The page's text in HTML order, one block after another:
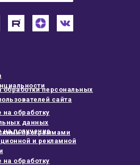
обработки персональных
сайта
на обработку
данных
программами
на получение
и рекламной
на обработку